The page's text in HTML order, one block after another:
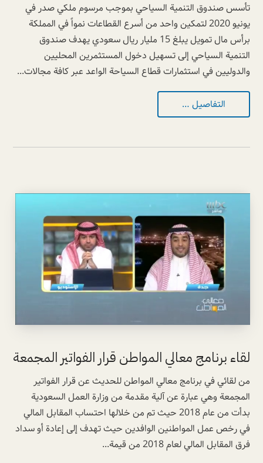
تأسس صندوق التنمية السياحي بموجب مرسوم ملكي صدر في
يونيو 2020 لتمكين واحد من أسرع القطاعات نمواً في المملكة
برأس مال تمويل يبلغ 15 مليار ريال سعودي يهدف صندوق
التنمية السياحي إلى تسهيل دخول المستثمرين المحليين
والدوليين في استثمارات قطاع السياحة الواعد عبر كافة مجالات...
التفاصيل …
لقاء برنامج معالي المواطن قرار الفواتير المجمعة
من لقائي في برنامج معالي المواطن للحديث عن قرار الفواتير
المجمعة وهي عبارة عن آلية مقدمة من وزارة العمل السعودية
بدأت من عام 2018 حيث تم من خلالها احتساب المقابل المالي
في رخص عمل المواطنين الوافدين حيث تهدف إلى إعادة أو سداد
فرق المقابل المالي لعام 2018 من قيمة...